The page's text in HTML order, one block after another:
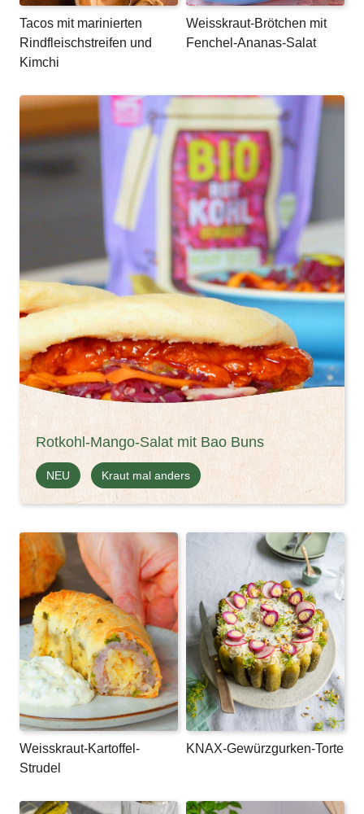
Tacos mit marinierten
Rindfleischstreifen und
Kimchi
Weisskraut-Brötchen mit
Fenchel-Ananas-Salat
Rotkohl-Mango-Salat mit Bao Buns
NEU Kraut mal anders
Weisskraut-Kartoffel-
Strudel
KNAX-Gewürzgurken-Torte